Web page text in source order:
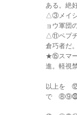
ある。絶
△③メイ
ョウ軍団
△⑪ペ
倉巧者だ
★⑮スマ
進。軽視禁
以上を ⑫
で
馬